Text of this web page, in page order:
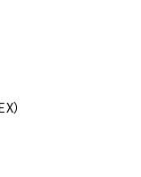
）